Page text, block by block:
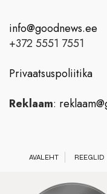
info@goodnews.ee
+372 5551 7551
Privaatsuspoliitika
Reklaam:
AVALEHT REEGLID